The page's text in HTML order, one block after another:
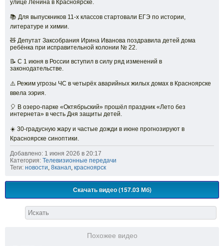
улице Ленина в Красноярске.
📚 Для выпускников 11-х классов стартовали ЕГЭ по истории,
литературе и химии.
🧸 Депутат Заксобрания Ирина Иванова поздравила детей дома
ребёнка при исправительной колонии № 22.
📝 С 1 июня в России вступил в силу ряд изменений в
законодательстве.
⚠️ Режим угрозы ЧС в четырёх аварийных жилых домах в Красноярске
ввела ээрия.
🎈 В озеро-парке «Октябрьский» прошёл праздник «Лето без
интернета» в честь Дня защиты детей.
☀️ 30-градусную жару и частые дожди в июне прогнозируют в
Красноярске синоптики.
Добавлено: 1 июня 2026 в 20:17
Категория: Телевизионные передачи
Теги: новости, 8канал, красноярск
Скачать видео (157.03 Мб)
Похожее видео